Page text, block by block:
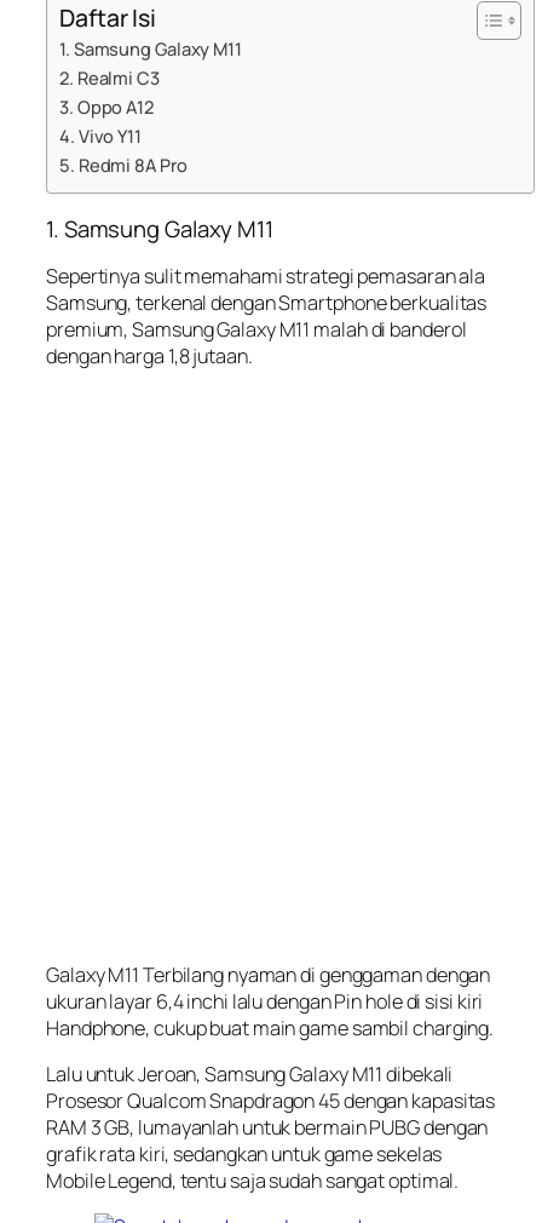
Daftar Isi
1. Samsung Galaxy M11
2. Realmi C3
3. Oppo A12
4. Vivo Y11
5. Redmi 8A Pro
1. Samsung Galaxy M11
Sepertinya sulit memahami strategi pemasaran ala
Samsung, terkenal dengan Smartphone berkualitas
premium, Samsung Galaxy M11 malah di banderol
dengan harga 1,8 jutaan.
Galaxy M11 Terbilang nyaman di genggaman dengan
ukuran layar 6,4 inchi lalu dengan Pin hole di sisi kiri
Handphone, cukup buat main game sambil charging.
Lalu untuk Jeroan, Samsung Galaxy M11 dibekali
Prosesor Qualcom Snapdragon 45 dengan kapasitas
RAM 3 GB, lumayanlah untuk bermain PUBG dengan
grafik rata kiri, sedangkan untuk game sekelas
Mobile Legend, tentu saja sudah sangat optimal.